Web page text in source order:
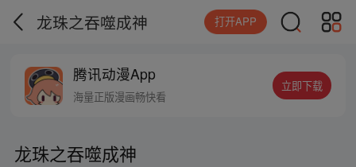
龙珠之吞噬成神 打开APP
腾讯动漫App
海量正版漫画畅快看
立即下载
龙珠之吞噬成神